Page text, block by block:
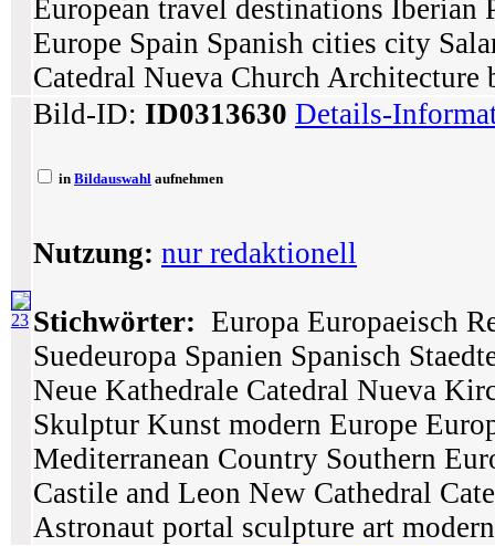
European travel destinations Iberian
Europe Spain Spanish cities city
Catedral Nueva Church Architecture
23
Bild-ID: ID0313630 Details-
in Bildauswahl aufnehmen
Nutzung: nur redaktionell
Stichwörter: Europa Europaeisch
Suedeuropa Spanien Spanisch
Neue Kathedrale Catedral Nueva
Skulptur Kunst modern Europe
Mediterranean Country Southern
Castile and Leon New Cathedral
Astronaut portal sculpture art modern